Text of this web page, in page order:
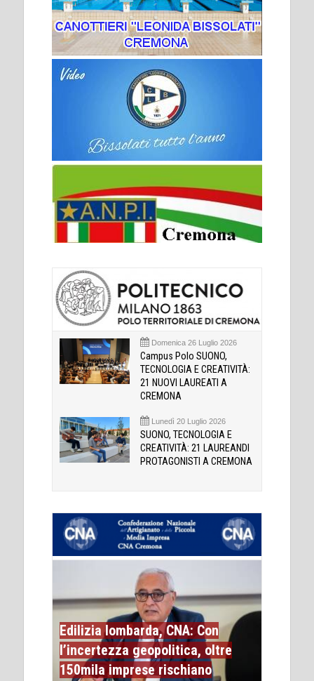
Domenica 26 Luglio 2026
Campus Polo SUONO,
TECNOLOGIA E CREATIVITÀ:
21 NUOVI LAUREATI A
CREMONA
Lunedì 20 Luglio 2026
SUONO, TECNOLOGIA E
CREATIVITÀ: 21 LAUREANDI
PROTAGONISTI A CREMONA
Edilizia lombarda, CNA: Con
l’incertezza geopolitica, oltre
150mila imprese rischiano